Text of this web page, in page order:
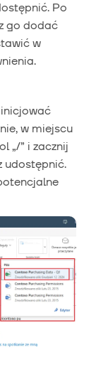
Po
go dodać
w
w miejscu
„/” i zacznij
udostępnić.